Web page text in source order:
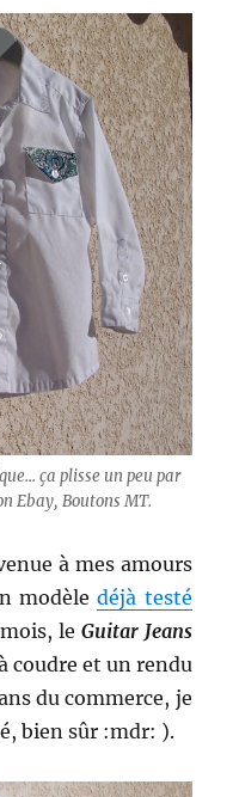
ça plisse un peu par
Ebay, Boutons MT.
à mes amours
modèledéjà testé
le Guitar Jeans
coudre et un rendu
du commerce, je
bien sûr :mdr: ).